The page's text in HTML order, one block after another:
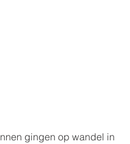
gingen op wandel in